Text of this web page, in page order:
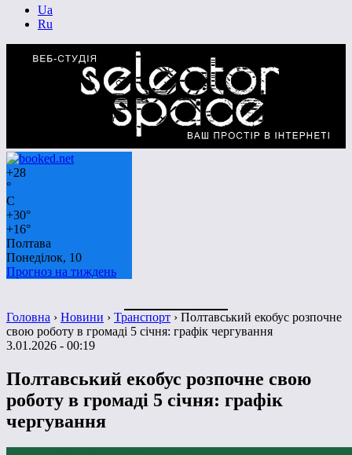
Ua
Ru
+28
°
C
+30°
+16°
Полтава
Понеділок, 10
Прогноз на тиждень
Головна › Новини › Транспорт › Полтавський екобус розпочне
свою роботу в громаді 5 січня: графік чергування
3.01.2026 - 00:19
Полтавський екобус розпочне свою
роботу в громаді 5 січня: графік
чергування